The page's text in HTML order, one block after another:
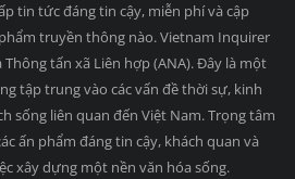
tin tức đáng tin cậy, miễn phí và cập
truyền thông nào. Vietnam Inquirer
tấn xã Liên hợp (ANA). Đây là một
tập trung vào các vấn đề thời sự, kinh
sống liên quan đến Việt Nam. Trọng tâm
ấn phẩm đáng tin cậy, khách quan và
xây dựng một nền văn hóa sống.